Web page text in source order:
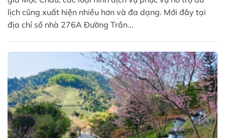
lịch cũng xuất hiện nhiều hơn và đa dạng. Mới đây tại
địa chỉ số nhà 276A Đường Trần...